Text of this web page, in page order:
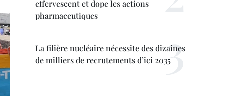
effervescent et dope les actions
pharmaceutiques
La filière nucléaire nécessite des dizaines
de milliers de recrutements d’ici 2035